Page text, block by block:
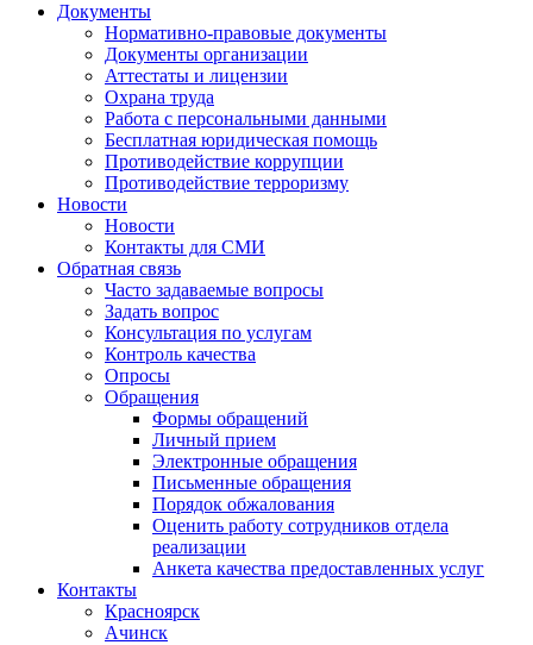
Документы
Нормативно-правовые документы
Документы организации
Аттестаты и лицензии
Охрана труда
Работа с персональными данными
Бесплатная юридическая помощь
Противодействие коррупции
Противодействие терроризму
Новости
Новости
Контакты для СМИ
Обратная связь
Часто задаваемые вопросы
Задать вопрос
Консультация по услугам
Контроль качества
Опросы
Обращения
Формы обращений
Личный прием
Электронные обращения
Письменные обращения
Порядок обжалования
Оценить работу сотрудников отдела
реализации
Анкета качества предоставленных услуг
Контакты
Красноярск
Ачинск